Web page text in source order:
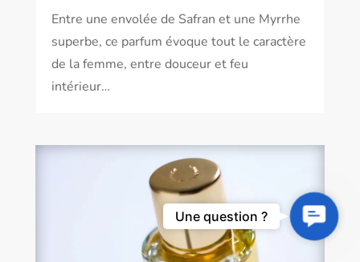
Entre une envolée de Safran et une Myrrhe
superbe, ce parfum évoque tout le caractère
de la femme, entre douceur et feu
intérieur…
Contact
Une question ?